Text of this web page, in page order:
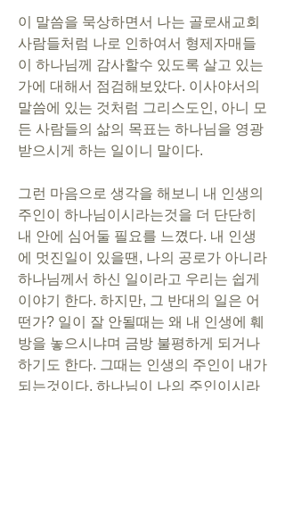
이 말씀을 묵상하면서 나는 골로새교회
사람들처럼 나로 인하여서 형제자매들
이 하나님께 감사할수 있도록 살고 있는
가에 대해서 점검해보았다. 이사야서의
말씀에 있는 것처럼 그리스도인, 아니 모
든 사람들의 삶의 목표는 하나님을 영광
받으시게 하는 일이니 말이다.
그런 마음으로 생각을 해보니 내 인생의
주인이 하나님이시라는것을 더 단단히
내 안에 심어둘 필요를 느꼈다. 내 인생
에 멋진일이 있을땐, 나의 공로가 아니라
하나님께서 하신 일이라고 우리는 쉽게
이야기 한다. 하지만, 그 반대의 일은 어
떤가? 일이 잘 안될때는 왜 내 인생에 훼
방을 놓으시냐며 금방 불평하게 되거나
하기도 한다. 그때는 인생의 주인이 내가
되는것이다. 하나님이 나의 주인이시라